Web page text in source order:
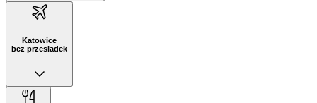
Katowice
bez przesiadek